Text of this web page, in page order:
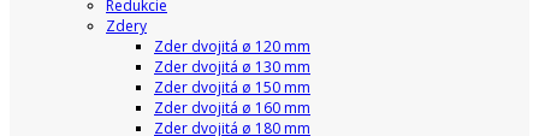
Redukcie
Zdery
Zder dvojitá ø 120 mm
Zder dvojitá ø 130 mm
Zder dvojitá ø 150 mm
Zder dvojitá ø 160 mm
Zder dvojitá ø 180 mm